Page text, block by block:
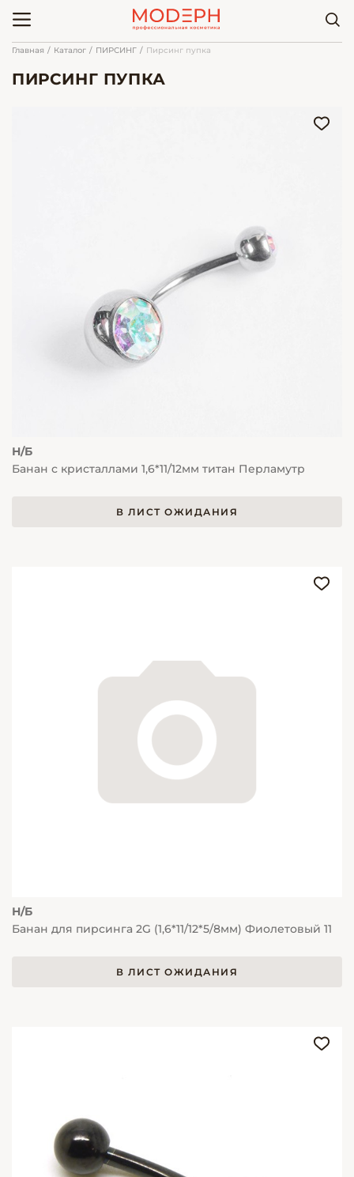
Главная Каталог ПИРСИНГ Пирсинг пупка
ПИРСИНГ ПУПКА
Н/Б
Банан с кристаллами 1,6*11/12мм титан Перламутр
В ЛИСТ ОЖИДАНИЯ
Н/Б
Банан для пирсинга 2G (1,6*11/12*5/8мм) Фиолетовый 11
В ЛИСТ ОЖИДАНИЯ